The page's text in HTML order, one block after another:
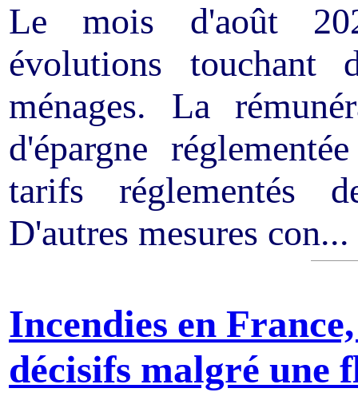
Le mois d'août
évolutions touchant
ménages. La
d'épargne
tarifs réglementés
D'autres mesures con...
Incendies en
décisifs malgré une